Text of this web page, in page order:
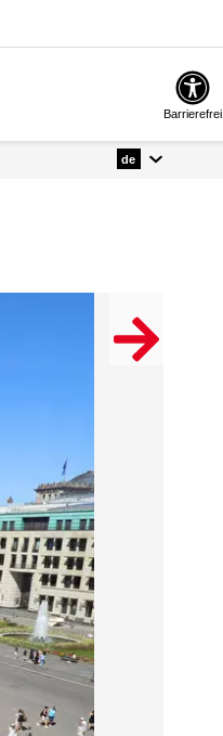
Barrierefrei
de